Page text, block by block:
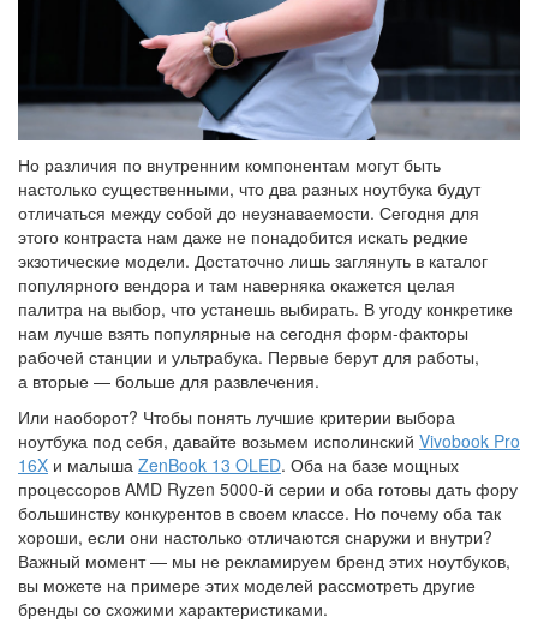
Но различия по внутренним компонентам могут быть
настолько существенными, что два разных ноутбука будут
отличаться между собой до неузнаваемости. Сегодня для
этого контраста нам даже не понадобится искать редкие
экзотические модели. Достаточно лишь заглянуть в каталог
популярного вендора и там наверняка окажется целая
палитра на выбор, что устанешь выбирать. В угоду конкретике
нам лучше взять популярные на сегодня форм-факторы
рабочей станции и ультрабука. Первые берут для работы,
а вторые — больше для развлечения.
Или наоборот? Чтобы понять лучшие критерии выбора
ноутбука под себя, давайте возьмем исполинский Vivobook Pro
16X и малыша ZenBook 13 OLED. Оба на базе мощных
процессоров AMD Ryzen 5000-й серии и оба готовы дать фору
большинству конкурентов в своем классе. Но почему оба так
хороши, если они настолько отличаются снаружи и внутри?
Важный момент — мы не рекламируем бренд этих ноутбуков,
вы можете на примере этих моделей рассмотреть другие
бренды со схожими характеристиками.